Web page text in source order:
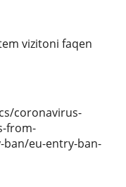
vizitoni faqen
coronavirus-
from-
eu-entry-ban-